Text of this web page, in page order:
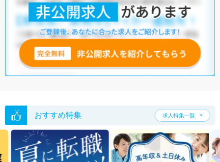
おすすめ特集 求人特集一覧